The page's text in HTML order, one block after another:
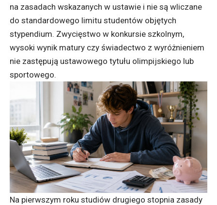
na zasadach wskazanych w ustawie i nie są wliczane
do standardowego limitu studentów objętych
stypendium. Zwycięstwo w konkursie szkolnym,
wysoki wynik matury czy świadectwo z wyróżnieniem
nie zastępują ustawowego tytułu olimpijskiego lub
sportowego.
Na pierwszym roku studiów drugiego stopnia zasady